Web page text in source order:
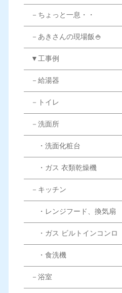
－ちょっと一息・・
－あきさんの現場飯🍚
▼工事例
－給湯器
－トイレ
－洗面所
・洗面化粧台
・ガス 衣類乾燥機
－キッチン
・レンジフード、換気扇
・ガス ビルトインコンロ
・食洗機
－浴室